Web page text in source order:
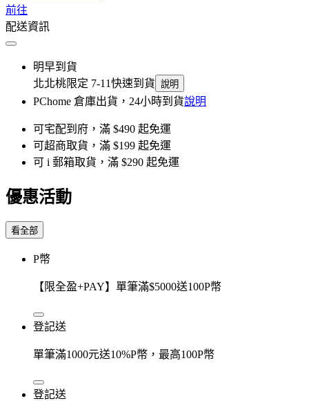
前往
配送資訊
明早到貨
北北桃限定 7-11快速到貨 說明
PChome 倉庫出貨，24小時到貨說明
可宅配到府，滿 $490 起免運
可超商取貨，滿 $199 起免運
可 i 郵箱取貨，滿 $290 起免運
優惠活動
看全部
P幣
【限全盈+PAY】單筆滿$5000送100P幣
登記送
單筆滿1000元送10%P幣，最高100P幣
登記送